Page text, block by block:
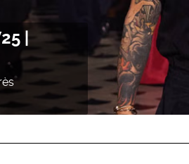
MAGAZINE
AT DOVER YARD
took over 1 Hotel Mayfair
London